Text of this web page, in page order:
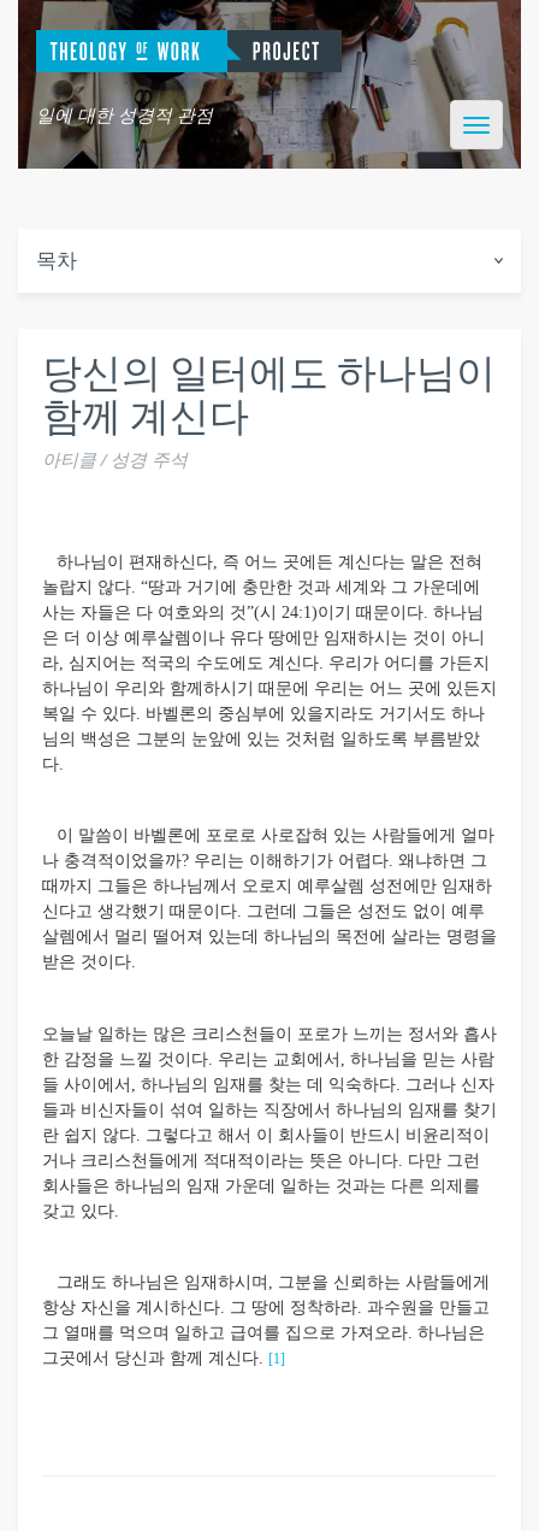
일에 대한 성경적 관점
Toggle
목차
당신의 일터에도 하나님이
함께 계신다
아티클 / 성경 주석
하나님이 편재하신다, 즉 어느 곳에든 계신다는 말은 전혀
놀랍지 않다. “땅과 거기에 충만한 것과 세계와 그 가운데에
사는 자들은 다 여호와의 것”(시 24:1)이기 때문이다. 하나님
은 더 이상 예루살렘이나 유다 땅에만 임재하시는 것이 아니
라, 심지어는 적국의 수도에도 계신다. 우리가 어디를 가든지
하나님이 우리와 함께하시기 때문에 우리는 어느 곳에 있든지
복일 수 있다. 바벨론의 중심부에 있을지라도 거기서도 하나
님의 백성은 그분의 눈앞에 있는 것처럼 일하도록 부름받았
다.
이 말씀이 바벨론에 포로로 사로잡혀 있는 사람들에게 얼마
나 충격적이었을까? 우리는 이해하기가 어렵다. 왜냐하면 그
때까지 그들은 하나님께서 오로지 예루살렘 성전에만 임재하
신다고 생각했기 때문이다. 그런데 그들은 성전도 없이 예루
살렘에서 멀리 떨어져 있는데 하나님의 목전에 살라는 명령을
받은 것이다.
오늘날 일하는 많은 크리스천들이 포로가 느끼는 정서와 흡사
한 감정을 느낄 것이다. 우리는 교회에서, 하나님을 믿는 사람
들 사이에서, 하나님의 임재를 찾는 데 익숙하다. 그러나 신자
들과 비신자들이 섞여 일하는 직장에서 하나님의 임재를 찾기
란 쉽지 않다. 그렇다고 해서 이 회사들이 반드시 비윤리적이
거나 크리스천들에게 적대적이라는 뜻은 아니다. 다만 그런
회사들은 하나님의 임재 가운데 일하는 것과는 다른 의제를
갖고 있다.
그래도 하나님은 임재하시며, 그분을 신뢰하는 사람들에게
항상 자신을 계시하신다. 그 땅에 정착하라. 과수원을 만들고
그 열매를 먹으며 일하고 급여를 집으로 가져오라. 하나님은
그곳에서 당신과 함께 계신다. [1]